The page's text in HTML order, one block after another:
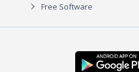
Free Software